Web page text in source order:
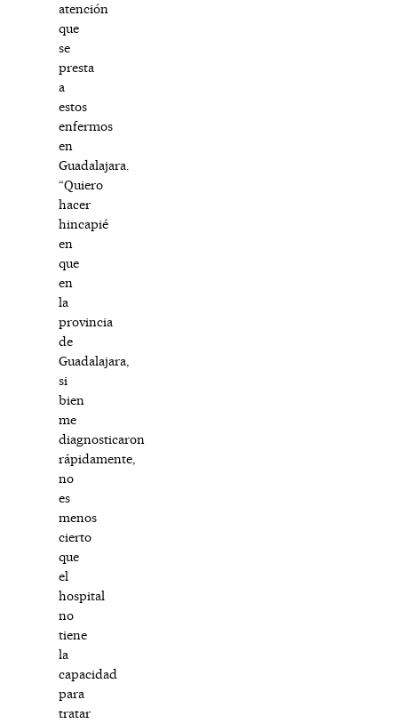
atención
que
se
presta
a
estos
enfermos
en
Guadalajara.
“Quiero
hacer
hincapié
en
que
en
la
provincia
de
Guadalajara,
si
bien
me
diagnosticaron
rápidamente,
no
es
menos
cierto
que
el
hospital
no
tiene
la
capacidad
para
tratar